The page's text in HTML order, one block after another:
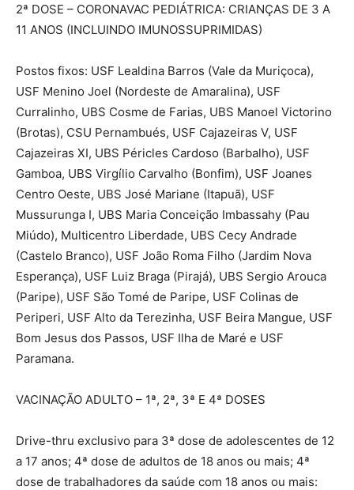
2ª DOSE – CORONAVAC PEDIÁTRICA: CRIANÇAS DE 3 A
11 ANOS (INCLUINDO IMUNOSSUPRIMIDAS)
Postos fixos: USF Lealdina Barros (Vale da Muriçoca),
USF Menino Joel (Nordeste de Amaralina), USF
Curralinho, UBS Cosme de Farias, UBS Manoel Victorino
(Brotas), CSU Pernambués, USF Cajazeiras V, USF
Cajazeiras XI, UBS Péricles Cardoso (Barbalho), USF
Gamboa, UBS Virgílio Carvalho (Bonfim), USF Joanes
Centro Oeste, UBS José Mariane (Itapuã), USF
Mussurunga I, UBS Maria Conceição Imbassahy (Pau
Miúdo), Multicentro Liberdade, UBS Cecy Andrade
(Castelo Branco), USF João Roma Filho (Jardim Nova
Esperança), USF Luiz Braga (Pirajá), UBS Sergio Arouca
(Paripe), USF São Tomé de Paripe, USF Colinas de
Periperi, USF Alto da Terezinha, USF Beira Mangue, USF
Bom Jesus dos Passos, USF Ilha de Maré e USF
Paramana.
VACINAÇÃO ADULTO – 1ª, 2ª, 3ª E 4ª DOSES
Drive-thru exclusivo para 3ª dose de adolescentes de 12
a 17 anos; 4ª dose de adultos de 18 anos ou mais; 4ª
dose de trabalhadores da saúde com 18 anos ou mais: